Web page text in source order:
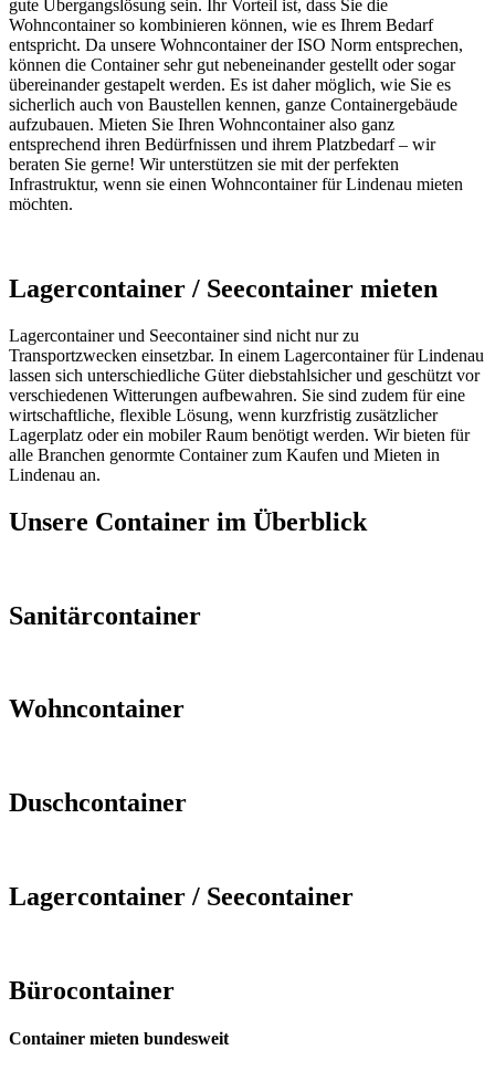
gute Übergangslösung sein. Ihr Vorteil ist, dass Sie die
Wohncontainer so kombinieren können, wie es Ihrem Bedarf
entspricht. Da unsere Wohncontainer der ISO Norm entsprechen,
können die Container sehr gut nebeneinander gestellt oder sogar
übereinander gestapelt werden. Es ist daher möglich, wie Sie es
sicherlich auch von Baustellen kennen, ganze Containergebäude
aufzubauen. Mieten Sie Ihren Wohncontainer also ganz
entsprechend ihren Bedürfnissen und ihrem Platzbedarf – wir
beraten Sie gerne! Wir unterstützen sie mit der perfekten
Infrastruktur, wenn sie einen Wohncontainer für Lindenau mieten
möchten.
Lagercontainer / Seecontainer mieten
Lagercontainer und Seecontainer sind nicht nur zu
Transportzwecken einsetzbar. In einem Lagercontainer für Lindenau
lassen sich unterschiedliche Güter diebstahlsicher und geschützt vor
verschiedenen Witterungen aufbewahren. Sie sind zudem für eine
wirtschaftliche, flexible Lösung, wenn kurzfristig zusätzlicher
Lagerplatz oder ein mobiler Raum benötigt werden. Wir bieten für
alle Branchen genormte Container zum Kaufen und Mieten in
Lindenau an.
Unsere Container im Überblick
Sanitärcontainer
Wohncontainer
Duschcontainer
Lagercontainer / Seecontainer
Bürocontainer
Container mieten bundesweit